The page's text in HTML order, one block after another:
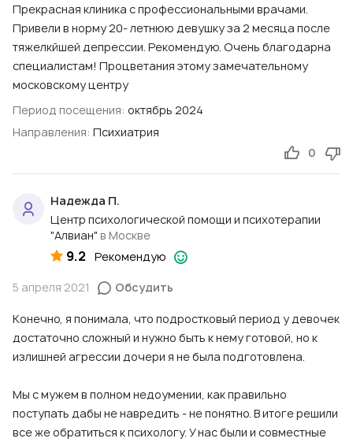
Прекрасная клиника с профессиональными врачами.
Привели в норму 20- летнюю девушку за 2 месяца после
тяжелкйшей депрессии. Рекомендую. Очень благодарна
специалистам! Процветания этому замечательному
московскому центру
Период посещения: октябрь 2024
Направления: Психиатрия
0
Надежда П.
Центр психологической помощи и психотерапии
"Алвиан" в Москве
9.2 Рекомендую
5 апреля 2021 Обсудить
Конечно, я понимала, что подростковый период у девочек
достаточно сложный и нужно быть к нему готовой, но к
излишней агрессии дочери я не была подготовлена.
Мы с мужем в полном недоумении, как правильно
поступать дабы не навредить - не понятно. В итоге решили
все же обратиться к психологу. У нас были и совместные